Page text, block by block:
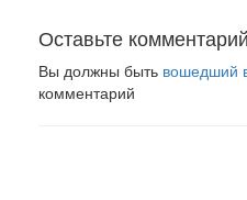
Оставьте комментарий
Вы должны быть вошедший
комментарий